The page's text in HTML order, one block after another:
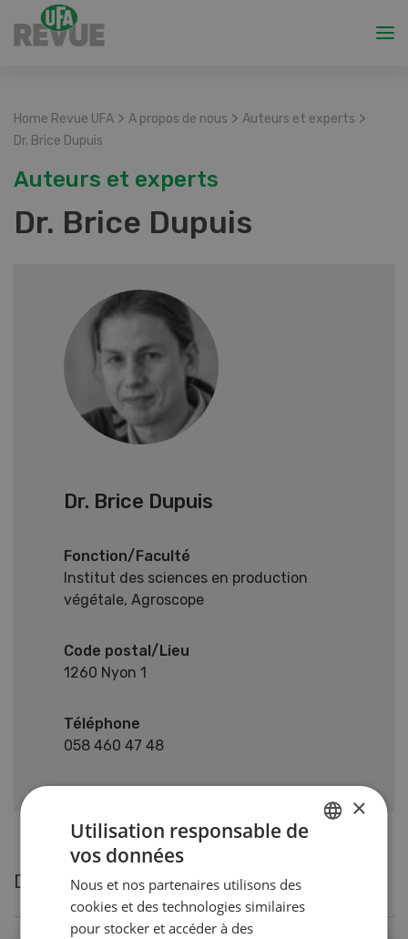
Home Revue UFA > A propos de nous > Auteurs et experts >
Dr. Brice Dupuis
Auteurs et experts
Dr. Brice Dupuis
Dr. Brice Dupuis
Fonction/Faculté
Institut des sciences en production
végétale, Agroscope
Code postal/Lieu
1260 Nyon 1
Téléphone
058 460 47 48
Derniers articles de Dr. Brice Dupuis
×
Utilisation responsable de
vos données
Nous et nos partenaires utilisons des
cookies et des technologies similaires
pour stocker et accéder à des